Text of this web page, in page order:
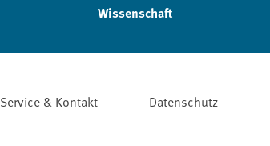
Wissenschaft
Service & Kontakt Datenschutz